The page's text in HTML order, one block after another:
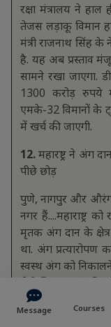
रक्षा मंत्रालय ने हाल
तेजस लड़ाकू विमान
मंत्री राजनाथ सिंह के
है. यह अब प्रस्ताव
सामने रखा जाएगा.
1300 करोड़
एमके-32 विमानों के
में खर्च की जाएगी.
12.महारष्ट्र ने अंग
पीछे छोड़
पुणे, नागपुर और
नगर हैं....महाराष्ट्र
मृतक अंग दान के क्षेत्र
था. अंग प्रत्यारोपण
स्वस्थ अंग को
से है जिसका अंग
Message Courses